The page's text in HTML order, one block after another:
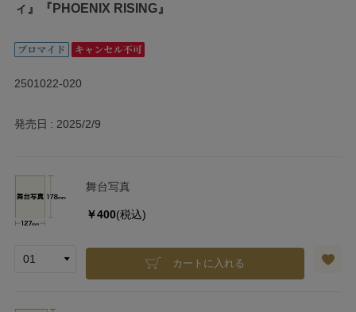
ィ』『PHOENIX RISING』
2501022-020
発売日 2025/2/9
舞台写真
￥400(税込)
カートに入れる